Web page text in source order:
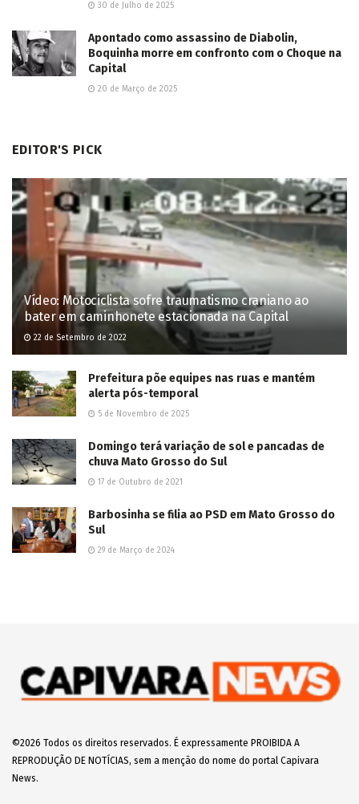
30 de Julho de 2025
Apontado como assassino de Diabolin,
Boquinha morre em confronto com o Choque na
Capital
20 de Março de 2025
EDITOR'S PICK
Vídeo: Motociclista sofre traumatismo craniano ao
bater em caminhonete estacionada na Capital
22 de Setembro de 2022
Prefeitura põe equipes nas ruas e mantém
alerta pós-temporal
5 de Novembro de 2025
Domingo terá variação de sol e pancadas de
chuva Mato Grosso do Sul
17 de Outubro de 2021
Barbosinha se filia ao PSD em Mato Grosso do
Sul
29 de Março de 2024
©2026 Todos os direitos reservados. É expressamente PROIBIDA A
REPRODUÇÃO DE NOTÍCIAS, sem a menção do nome do portal Capivara
News.